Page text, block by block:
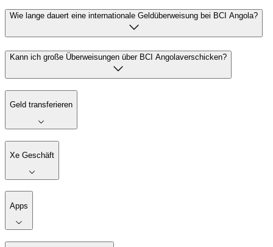
Wie lange dauert eine internationale Geldüberweisung bei BCI Angola?
Kann ich große Überweisungen über BCI Angolaverschicken?
Geld transferieren
Xe Geschäft
Apps